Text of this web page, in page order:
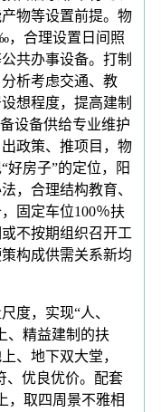
物等设置前提。物
，合理设置日间照
共办事设备。打制
析考虑交通、教
想程度，提高建制
设备供给专业维护
政策、推项目，物
好房子”的定位，阳
，合理结构教育、
固定车位100％扶
不按期组织召开工
构成供需关系新均
，实现“人、
、精益建制的扶
、地下双大堂，
、优良优价。配套
，取四周景不雅相